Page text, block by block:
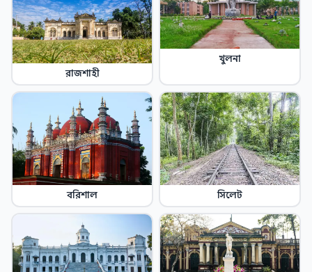
রাজশাহী
খুলনা
বরিশাল সিলেট